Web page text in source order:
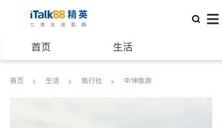
首页 生活
医生 律师
首页 生活 旅行社 中坤旅游